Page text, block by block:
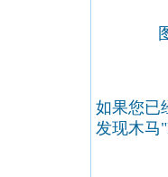
如果您已
发现木马